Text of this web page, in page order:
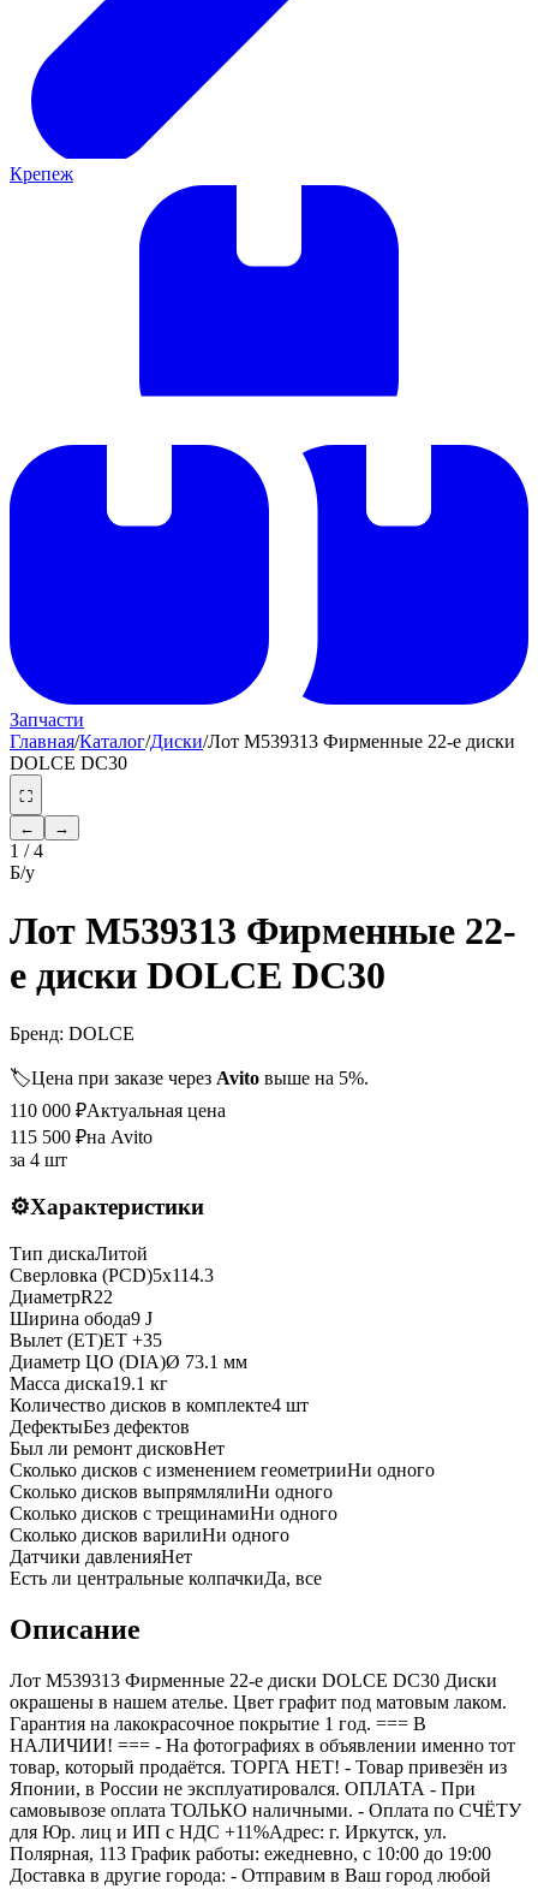
Крепеж
Запчасти
Главная/Каталог/Диски/Лот M539313 Фирменные 22-е диски
DOLCE DC30
⛶
←
→
1 /4
Б/у
Лот M539313 Фирменные 22-
е диски DOLCE DC30
Бренд: DOLCE
🏷️Цена при заказе через Avito выше на 5%.
110 000 ₽Актуальная цена
115 500 ₽на Avito
за 4 шт
⚙️Характеристики
Тип дискаЛитой
Сверловка (PCD)5x114.3
ДиаметрR22
Ширина обода9 J
Вылет (ET)ET +35
Диаметр ЦО (DIA)Ø 73.1 мм
Масса диска19.1 кг
Количество дисков в комплекте4 шт
ДефектыБез дефектов
Был ли ремонт дисковНет
Сколько дисков с изменением геометрииНи одного
Сколько дисков выпрямлялиНи одного
Сколько дисков с трещинамиНи одного
Сколько дисков варилиНи одного
Датчики давленияНет
Есть ли центральные колпачкиДа, все
Описание
Лот M539313 Фирменные 22-е диски DOLCE DC30 Диски
окрашены в нашем ателье. Цвет графит под матовым лаком.
Гарантия на лакокрасочное покрытие 1 год. === B
НАЛИЧИИ! === - На фотографиях в объявлении именно тот
товар, который продаётся. ТОРГА НЕТ! - Товар привезён из
Японии, в России не эксплуатировался. ОПЛАТА - При
самовывозе оплата ТОЛЬКО наличными. - Оплата по СЧЁТУ
для Юр. лиц и ИП с НДС +11%Адрес: г. Иркутск, ул.
Полярная, 113 График работы: ежедневно, с 10:00 до 19:00
Доставка в другие города: - Отправим в Ваш город любой